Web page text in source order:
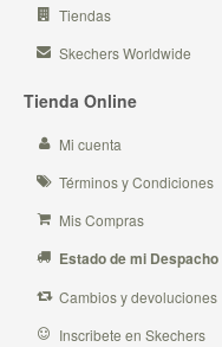
Tiendas
Skechers Worldwide
Tienda Online
Mi cuenta
Términos y Condiciones
Mis Compras
Estado de mi Despacho
Cambios y devoluciones
Inscribete en Skechers